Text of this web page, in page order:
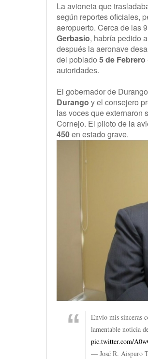
La avioneta que
según reportes oficiales,
aeropuerto. Cerca de las
Gerbasio, habría pedido
después la aeronave
del poblado 5 de Febrero
autoridades.
El gobernador de
Durango y el consejero
las voces que externaron
Cornejo. El piloto de la
450en estado grave.
Envío mis sinceras
lamentable noticia
pic.twitter.com/
— José R. Aispuro